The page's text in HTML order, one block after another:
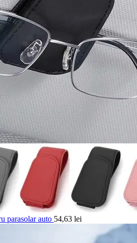
parasolar auto 54,63 lei